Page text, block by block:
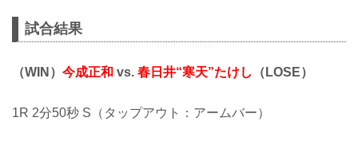
試合結果
（WIN） 今成正和 vs. 春日井“寒天”たけし （LOSE）
1R 2分50秒 S（タップアウト：アームバー）